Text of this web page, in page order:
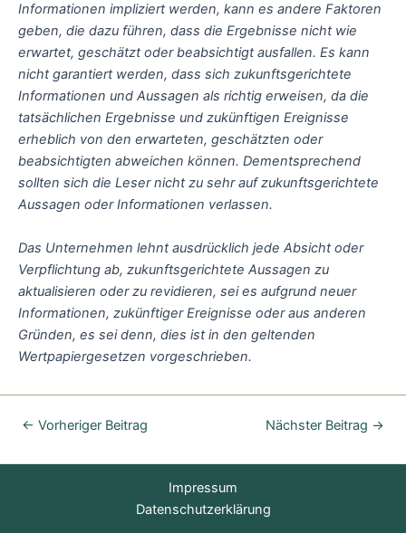
Informationen impliziert werden, kann es andere Faktoren
geben, die dazu führen, dass die Ergebnisse nicht wie
erwartet, geschätzt oder beabsichtigt ausfallen. Es kann
nicht garantiert werden, dass sich zukunftsgerichtete
Informationen und Aussagen als richtig erweisen, da die
tatsächlichen Ergebnisse und zukünftigen Ereignisse
erheblich von den erwarteten, geschätzten oder
beabsichtigten abweichen können. Dementsprechend
sollten sich die Leser nicht zu sehr auf zukunftsgerichtete
Aussagen oder Informationen verlassen.
Das Unternehmen lehnt ausdrücklich jede Absicht oder
Verpflichtung ab, zukunftsgerichtete Aussagen zu
aktualisieren oder zu revidieren, sei es aufgrund neuer
Informationen, zukünftiger Ereignisse oder aus anderen
Gründen, es sei denn, dies ist in den geltenden
Wertpapiergesetzen vorgeschrieben.
← Vorheriger Beitrag Nächster Beitrag →
Impressum
Datenschutzerklärung